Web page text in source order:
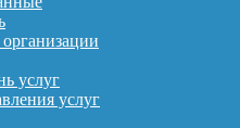
услуг
услуг